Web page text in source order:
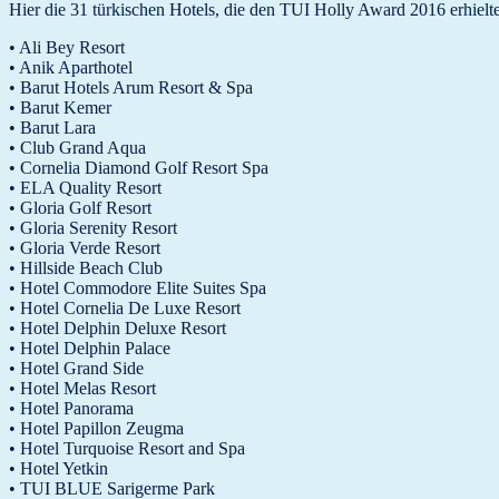
Hier die 31 türkischen Hotels, die den TUI Holly Award 2016
• Ali Bey Resort
• Anik Aparthotel
• Barut Hotels Arum Resort & Spa
• Barut Kemer
• Barut Lara
• Club Grand Aqua
• Cornelia Diamond Golf Resort Spa
• ELA Quality Resort
• Gloria Golf Resort
• Gloria Serenity Resort
• Gloria Verde Resort
• Hillside Beach Club
• Hotel Commodore Elite Suites Spa
• Hotel Cornelia De Luxe Resort
• Hotel Delphin Deluxe Resort
• Hotel Delphin Palace
• Hotel Grand Side
• Hotel Melas Resort
• Hotel Panorama
• Hotel Papillon Zeugma
• Hotel Turquoise Resort and Spa
• Hotel Yetkin
• TUI BLUE Sarigerme Park